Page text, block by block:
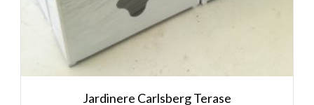
Jardinere Carlsberg Terase